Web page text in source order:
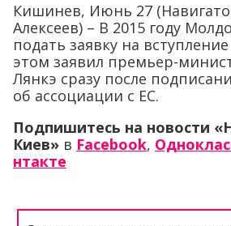
Кишинев, Июнь 27
Алексеев) – В 2015 году
подать заявку на
этом заявил премьер-
Лянкэ сразу после
об ассоциации с ЕС.
Подпишитесь на новости
Киев» в Facebook,
нтакте